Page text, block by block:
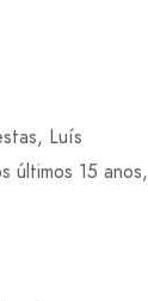
Luís
últimos 15 anos,